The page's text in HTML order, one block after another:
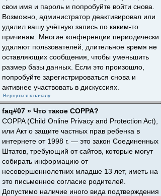
свои имя и пароль и попробуйте войти снова.
Возможно, администратор деактивировал или
удалил вашу учётную запись по каким-то
причинам. Многие конференции периодически
удаляют пользователей, длительное время не
оставляющих сообщения, чтобы уменьшить
размер базы данных. Если это произошло,
попробуйте зарегистрироваться снова и
активнее участвовать в дискуссиях.
Вернуться к началу
faq#07 » Что такое COPPA?
COPPA (Child Online Privacy and Protection Act),
или Акт о защите частных прав ребенка в
интернете от 1998 г. — это закон Соединенных
Штатов, требующий от сайтов, которые могут
собирать информацию от
несовершеннолетних младше 13 лет, иметь на
это письменное согласие родителей.
Допустимо наличие иного вида подтверждения